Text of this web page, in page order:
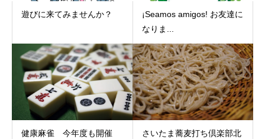
遊びに来てみませんか？
¡Seamos amigos! お友達に
なりま...
健康麻雀 今年度も開催
さいたま蕎麦打ち倶楽部北